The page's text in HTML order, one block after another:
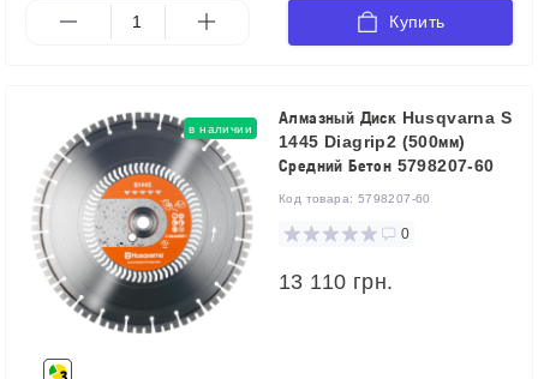
Купить
в наличии
Алмазный Диск Husqvarna S
1445 Diagrip2 (500мм)
Средний Бетон 5798207-60
Код товара: 5798207-60
0
13 110 грн.